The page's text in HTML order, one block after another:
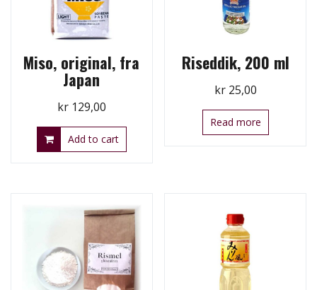
Miso, original, fra
Japan
kr129,00
Add to cart
Riseddik, 200 ml
kr25,00
Read more